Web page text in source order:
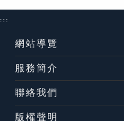
:::
網站導覽
服務簡介
聯絡我們
版權聲明